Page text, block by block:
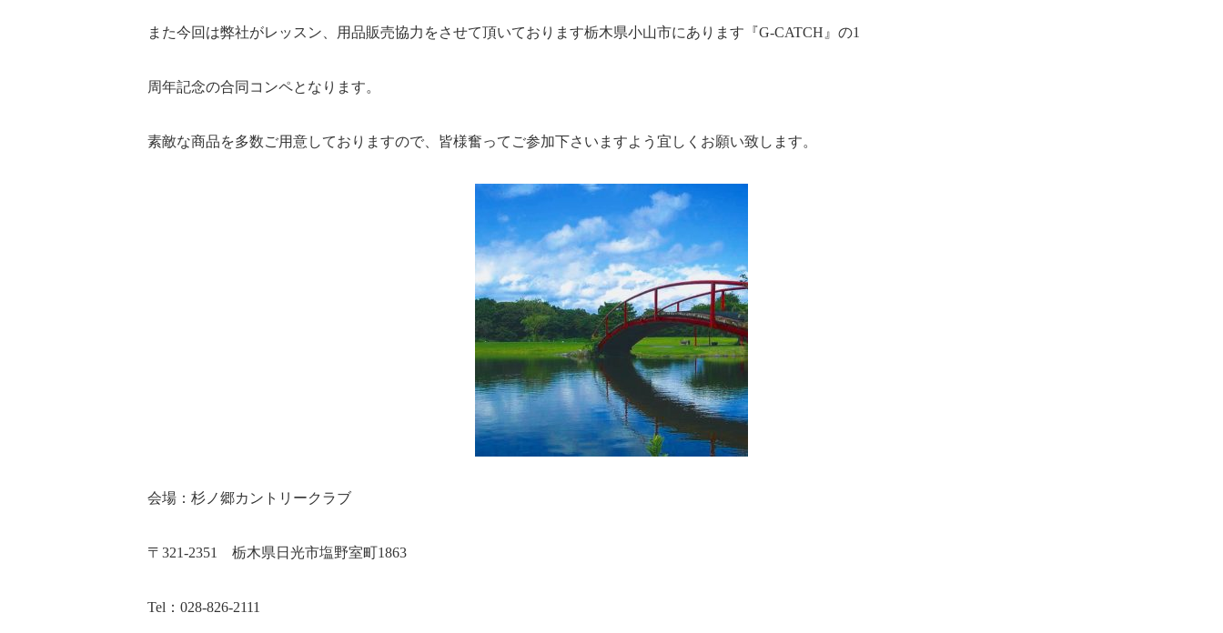
また今回は弊社がレッスン、用品販売協力をさせて頂いております栃木県小山市にあります『G-CATCH』の1
周年記念の合同コンペとなります。
素敵な商品を多数ご用意しておりますので、皆様奮ってご参加下さいますよう宜しくお願い致します。
会場：杉ノ郷カントリークラブ
〒321-2351 栃木県日光市塩野室町1863
Tel：028-826-2111